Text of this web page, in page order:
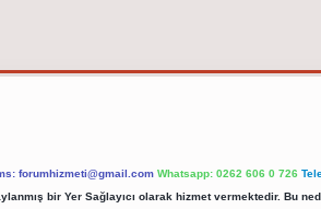
forumhizmeti@gmail.com Whatsapp: 0262 606 0 726
bir Yer Sağlayıcı olarak hizmet vermektedir. Bu